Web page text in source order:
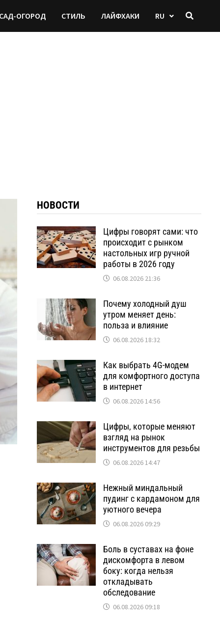
САД-ОГОРОД СТИЛЬ ЛАЙФХАКИ RU
НОВОСТИ
Цифры говорят сами: что
происходит с рынком
настольных игр ручной
работы в 2026 году
06.08.2026 21:36
Почему холодный душ
утром меняет день:
польза и влияние
06.08.2026 18:32
Как выбрать 4G-модем
для комфортного доступа
в интернет
06.08.2026 14:56
Цифры, которые меняют
взгляд на рынок
инструментов для резьбы
06.08.2026 14:47
Нежный миндальный
пудинг с кардамоном для
уютного вечера
06.08.2026 09:29
Боль в суставах на фоне
дискомфорта в левом
боку: когда нельзя
откладывать
обследование
06.08.2026 09:18